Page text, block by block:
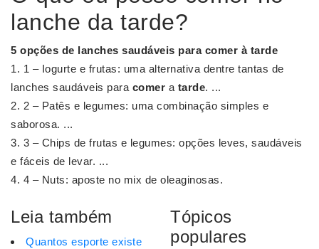
lanche da tarde?
5 opções de lanches saudáveis para comer à tarde
1 – Iogurte e frutas: uma alternativa dentre tantas de
lanches saudáveis para comer a tarde. ...
2 – Patês e legumes: uma combinação simples e
saborosa. ...
3 – Chips de frutas e legumes: opções leves, saudáveis
e fáceis de levar. ...
4 – Nuts: aposte no mix de oleaginosas.
Leia também
Quantos esporte existe
Tópicos
populares